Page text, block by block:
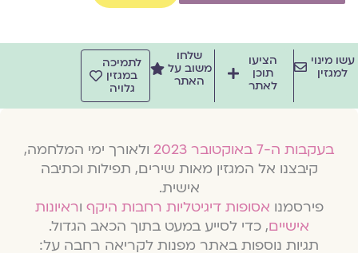
מינוי
למגזין
הציעו
תוכן
לאתר
שלחו
משוב על
האתר
לתמיכה
במגזין
גלויה
בעקבות ה-7 באוקטובר 2023
ולאורך ימי המלחמה,
קיבצנו אל המגזין מאות שירים, תפילות וכתיבה
אישית.
פירסמנואסופות דיגיטליות רחבות היקףוראיונות
אישיים, כדי לסייע במעט בתוך הכאב הגדול.
תגיות נוספות באתר מפנות לקריאה רחבה על: